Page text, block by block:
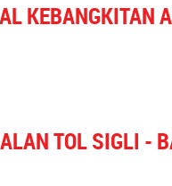
KEBANGKITAN
TOL SIGLI -